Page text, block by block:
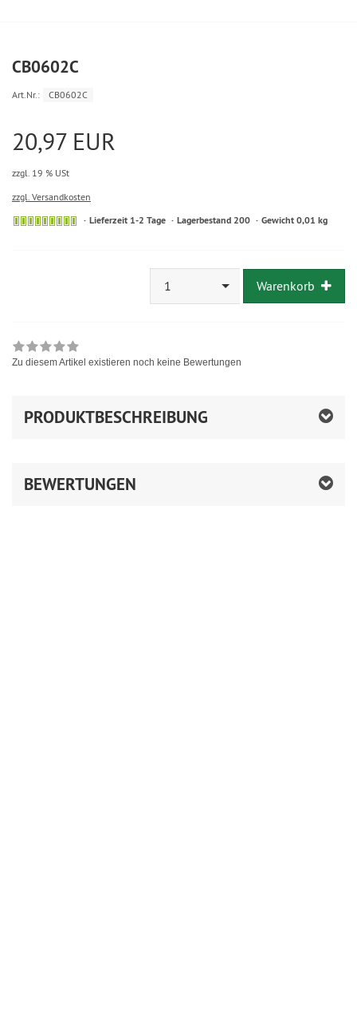
CB0602C
Art.Nr.: CB0602C
20,97 EUR
zzgl. 19 % USt
zzgl. Versandkosten
Lieferzeit 1-2 Tage Lagerbestand 200 Gewicht 0,01 kg
1 Warenkorb
Zu diesem Artikel existieren noch keine Bewertungen
PRODUKTBESCHREIBUNG
BEWERTUNGEN